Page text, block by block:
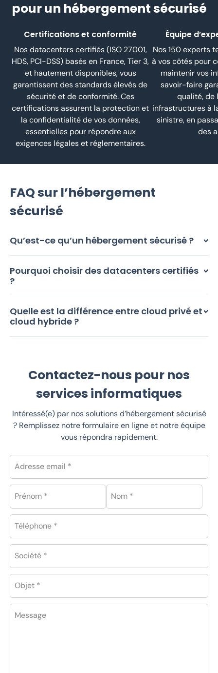
pour un hébergement sécurisé
Certifications et conformité
Nos datacenters certifiés (ISO 27001,
HDS, PCI-DSS) basés en France, Tier 3,
et hautement disponibles, vous
garantissent des standards élevés de
sécurité et de conformité. Ces
certifications assurent la protection et
la confidentialité de vos données,
essentielles pour répondre aux
exigences légales et réglementaires.
Équipe
Nos 150 experts
à vos côtés pour
maintenir vos
savoir-faire
qualité, de
infrastructures à
sinistre, en
des
FAQ sur l’hébergement
sécurisé
Qu’est-ce qu’un hébergement sécurisé ?
Pourquoi choisir des datacenters certifiés
?
Quelle est la différence entre cloud privé et
cloud hybride ?
Contactez-nous pour nos
services informatiques
Intéressé(e) par nos solutions d’hébergement sécurisé
? Remplissez notre formulaire en ligne et notre équipe
vous répondra rapidement.
Adresse email *
Prénom * Nom *
Téléphone *
Société *
Objet *
Message